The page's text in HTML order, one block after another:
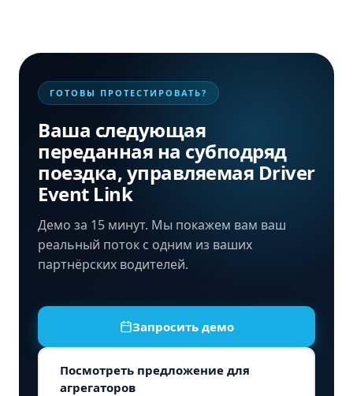
ГОТОВЫ ПРОТЕСТИРОВАТЬ?
Ваша следующая
переданная на субподряд
поездка, управляемая Driver
Event Link
Демо за 15 минут. Мы покажем вам ваш
реальный поток с одним из ваших
партнёрских водителей.
Запросить демо
Посмотреть предложение для
агрегаторов